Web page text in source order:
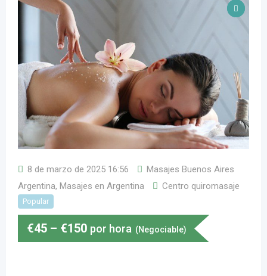
8 de marzo de 2025 16:56
Masajes Buenos Aires
Argentina, Masajes en Argentina Centro quiromasaje
Popular
€45 – €150 por hora (Negociable)